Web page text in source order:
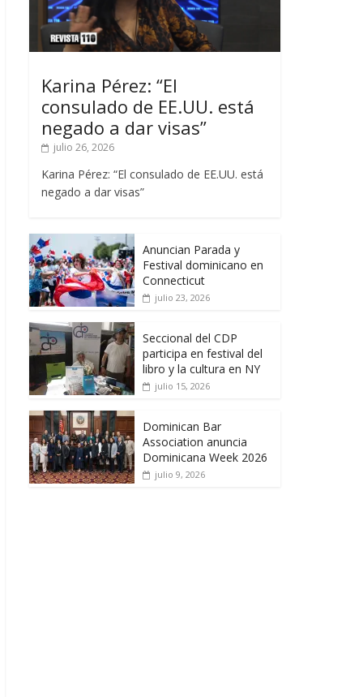
Karina Pérez: “El
consulado de EE.UU. está
negado a dar visas”
julio 26, 2026
Karina Pérez: “El consulado de EE.UU. está
negado a dar visas”
Anuncian Parada y
Festival dominicano en
Connecticut
julio 23, 2026
Seccional del CDP
participa en festival del
libro y la cultura en NY
julio 15, 2026
Dominican Bar
Association anuncia
Dominicana Week 2026
julio 9, 2026